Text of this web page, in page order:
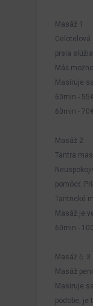
Masáž 1
prsia
Máš
Masíruje
60min -
60min - 70€
Masáž 2
Tantra
pomôcť.
Tantrické
Masáž je
60min -
Masáž č. 3
Masáž
Masiruje
podobe, je